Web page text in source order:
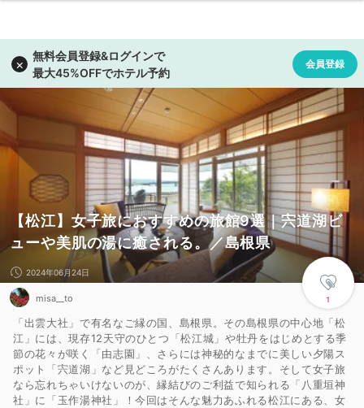
【松江】女子旅におすすめの旅館9選｜宍道湖ビ
ューや美肌の湯に癒される。／島根県
1
2024年06月24日
misa__to
「出雲大社」で有名なご縁の国、島根県。その島根県の中心地「松
江」には、現存12天守のひとつ「松江城」や牡丹をはじめとする季
節の花々が咲く「由志園」、さらには神秘的なまでに美しい夕陽ス
ポット「宍道湖」など見どころがたくさんあります。そして女子旅
なら忘れちゃいけないのが、縁結びのご利益で知られる「八重垣神
社」に「玉作湯神社」！今回はそんな魅力あふれる松江にある、女